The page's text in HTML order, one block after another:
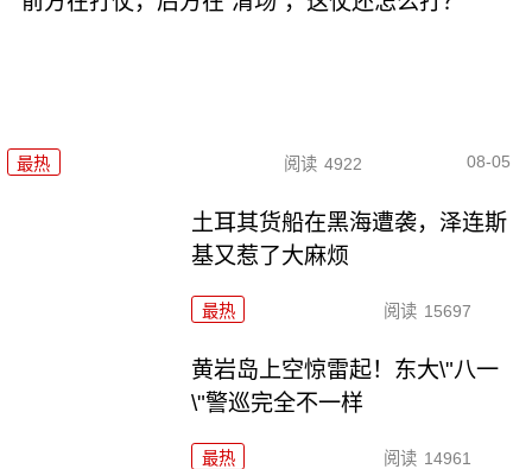
最热 阅读 4922 08-05
土耳其货船在黑海遭袭，泽连斯
基又惹了大麻烦
最热 阅读 15697
黄岩岛上空惊雷起！东大\"八一
\"警巡完全不一样
最热 阅读 14961